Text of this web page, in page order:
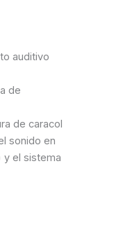
auditivo
de
de caracol
sonido en
y el sistema